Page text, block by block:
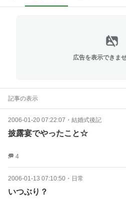
広告を表示できま
記事の表示
2006-01-20 07:22:07 ・ 結婚式後記
披露宴でやったこと☆
4
2006-01-13 07:10:50 ・ 日常
いつぶり？